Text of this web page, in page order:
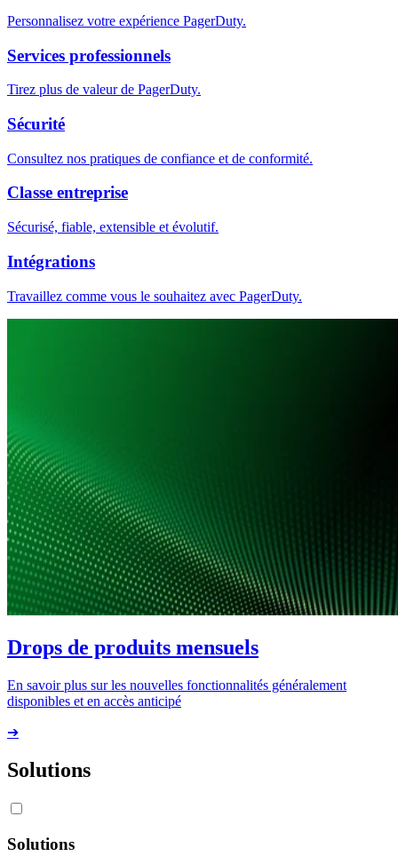
Personnalisez votre expérience PagerDuty.
Services professionnels
Tirez plus de valeur de PagerDuty.
Sécurité
Consultez nos pratiques de confiance et de conformité.
Classe entreprise
Sécurisé, fiable, extensible et évolutif.
Intégrations
Travaillez comme vous le souhaitez avec PagerDuty.
Drops de produits mensuels
En savoir plus sur les nouvelles fonctionnalités généralement
disponibles et en accès anticipé
➔
Solutions
Solutions